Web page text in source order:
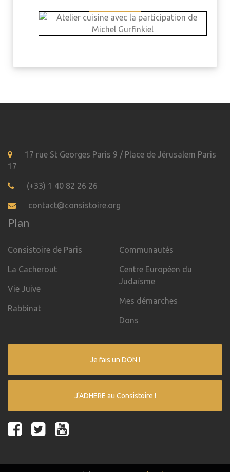
17 rue St Georges Paris 9 / Place de Jérusalem Paris
17
(+33) 1 40 82 26 26
contact@consistoire.org
Plan
Consistoire de Paris
La Cacherout
Vie Juive
Rabbinat
Communautés
Centre Européen du
Judaïsme
Mes démarches
Dons
Je fais un DON !
J'ADHERE au Consistoire !